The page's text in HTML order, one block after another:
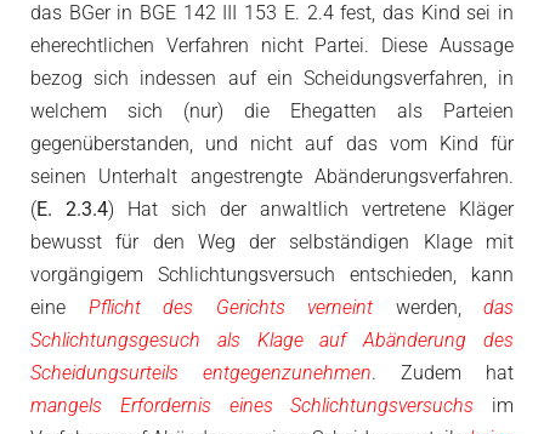
das BGer in BGE 142 III 153 E. 2.4 fest, das Kind sei in
eherechtlichen Verfahren nicht Partei. Diese Aussage
bezog sich indessen auf ein Scheidungsverfahren, in
welchem sich (nur) die Ehegatten als Parteien
gegenüberstanden, und nicht auf das vom Kind für
seinen Unterhalt angestrengte Abänderungsverfahren.
(E. 2.3.4) Hat sich der anwaltlich vertretene Kläger
bewusst für den Weg der selbständigen Klage mit
vorgängigem Schlichtungsversuch entschieden, kann
eine Pflicht des Gerichts verneint werden, das
Schlichtungsgesuch als Klage auf Abänderung des
Scheidungsurteils entgegenzunehmen. Zudem hat
mangels Erfordernis eines Schlichtungsversuchs im